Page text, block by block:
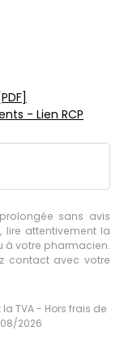
- Lien RCP
sans avis
lire attentivement la
à votre pharmacien.
contact avec votre
TVA - Hors frais de
2026